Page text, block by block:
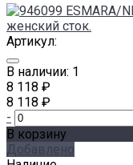
Артикул:
В наличии: 1
8 118 ₽
8 118 ₽
-
В корзину
Добавлено